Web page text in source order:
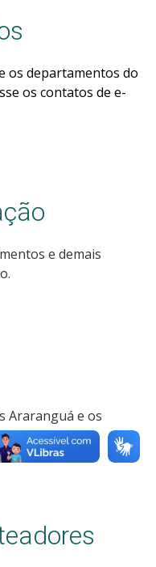
os departamentos do
os contatos de e-
e demais
Araranguá e os